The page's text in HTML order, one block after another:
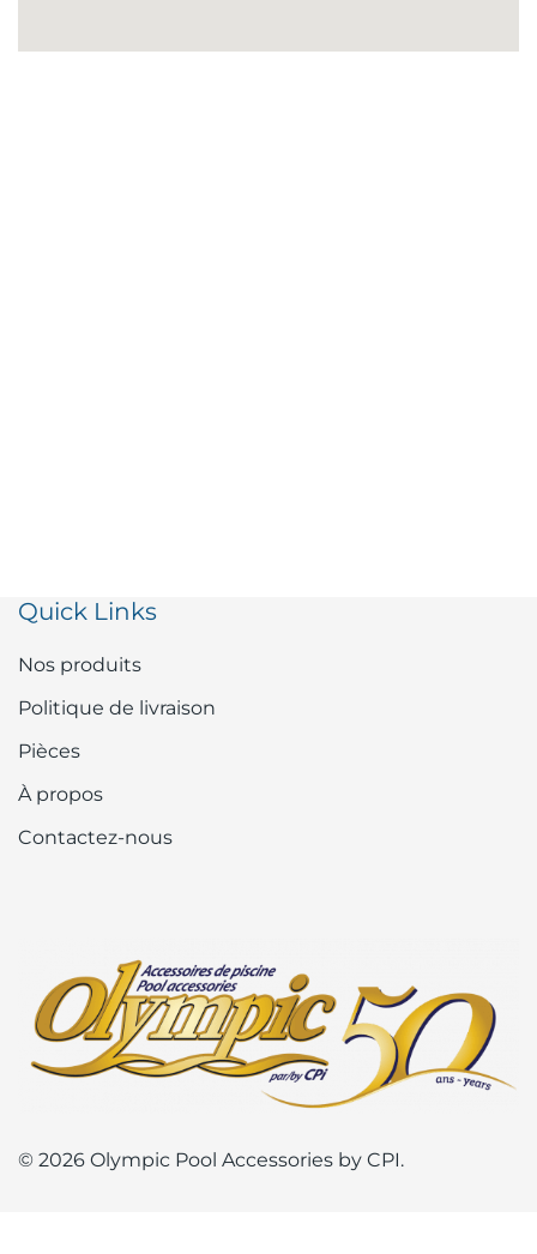
Quick Links
Nos produits
Politique de livraison
Pièces
À propos
Contactez-nous
© 2026 Olympic Pool Accessories by CPI.